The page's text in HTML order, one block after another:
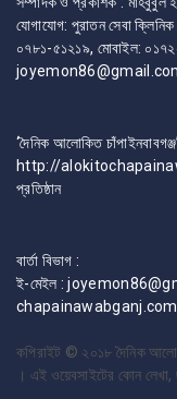
যোগাযোগ: পুরাতন সেবা ক্লিনিক
০৭৮১-৫১২১৯, মোবাইল:
‘দৈনিক আলোকিত
http://
প্রতিষ্ঠান
বার্তা বিভাগ :
ই-মেইল :
chapainawabganj.com
কপিরাইট © ২০১৮দৈনিক
। এই ওয়েবসাইটের কোন